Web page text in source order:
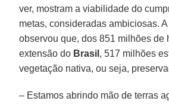
ver, mostram a viabilidade do
metas, consideradas ambiciosas.
observou que, dos 851 milhões de
extensão do Brasil , 517 milhões
vegetação nativa, ou seja,
– Estamos abrindo mão de terras